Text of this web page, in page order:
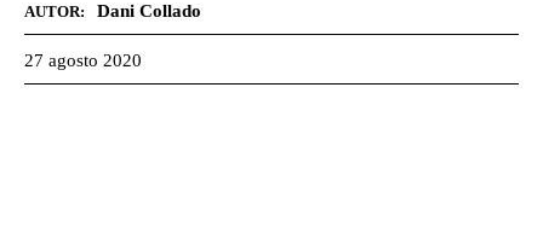
AUTOR: Dani Collado
27 agosto 2020